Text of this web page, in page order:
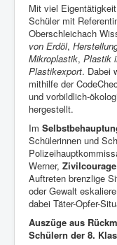
Mit viel
Schüler mit
Oberschleichach
von Erdöl,
Mikroplastik, Plastik
Plastikexport. Dabei
mithilfe der
und vorbildlich-
hergestellt.
Im
Schülerinnen und
Werner, Zivilcourage
Auftreten brenzlige
oder Gewalt
dabei Täter-Opfer-
Auszüge aus
Schülern der 8.